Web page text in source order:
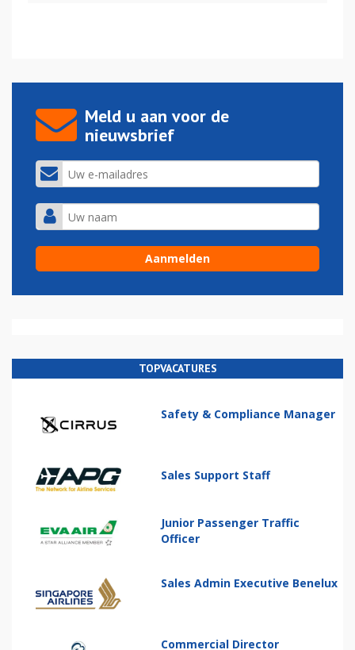
Meld u aan voor de
nieuwsbrief
TOPVACATURES
Safety & Compliance Manager
Sales Support Staff
Junior Passenger Traffic
Officer
Sales Admin Executive Benelux
Commercial Director